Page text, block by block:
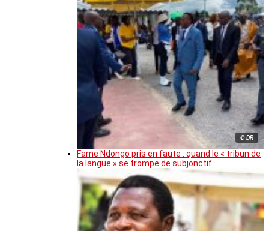
© DR
Fame Ndongo pris en faute : quand le « tribun de
la langue » se trompe de subjonctif